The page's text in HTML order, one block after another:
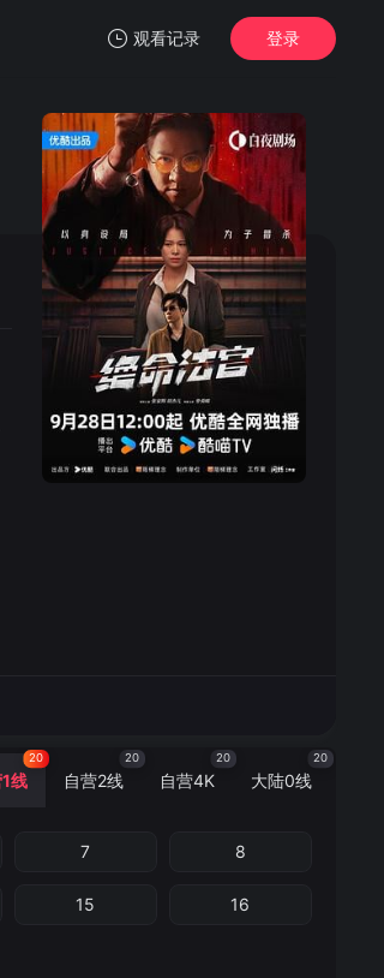
观看记录
观看影片的记录
登录
曾向镇 / 黄智雯 / 许绍雄 / 周汉宁
线
20
自营2线
20
自营4K
20
大陆0线
20
7 8
15 16